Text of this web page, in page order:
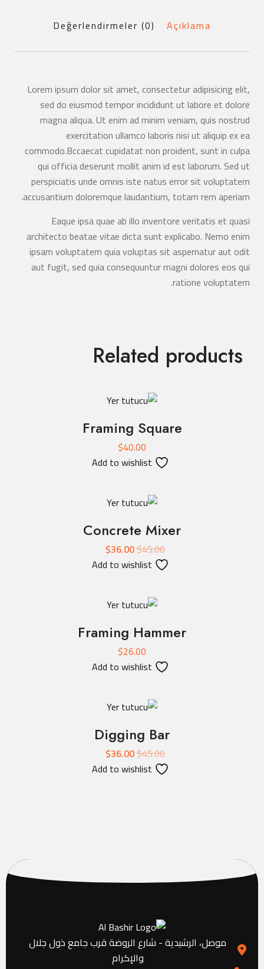
Açıklama
Değerlendirmeler (0)
Lorem ipsum dolor sit amet, consectetur adipisicing elit,
sed do eiusmod tempor incididunt ut labore et dolore
magna aliqua. Ut enim ad minim veniam, quis nostrud
exercitation ullamco laboris nisi ut aliquip ex ea
commodo.Bccaecat cupidatat non proident, sunt in culpa
qui officia deserunt mollit anim id est laborum. Sed ut
perspiciatis unde omnis iste natus error sit voluptatem
accusantium doloremque laudantium, totam rem aperiam.
Eaque ipsa quae ab illo inventore veritatis et quasi
architecto beatae vitae dicta sunt explicabo. Nemo enim
ipsam voluptatem quia voluptas sit aspernatur aut odit
aut fugit, sed quia consequuntur magni dolores eos qui
ratione voluptatem.
Related products
Framing Square
$40.00
Add to wishlist
Concrete Mixer
$45.00
$36.00
Add to wishlist
Framing Hammer
$26.00
Add to wishlist
Digging Bar
$45.00
$36.00
Add to wishlist
موصل، الرشيدية - شارع الروضة قرب جامع ذول جلال
والإكرام